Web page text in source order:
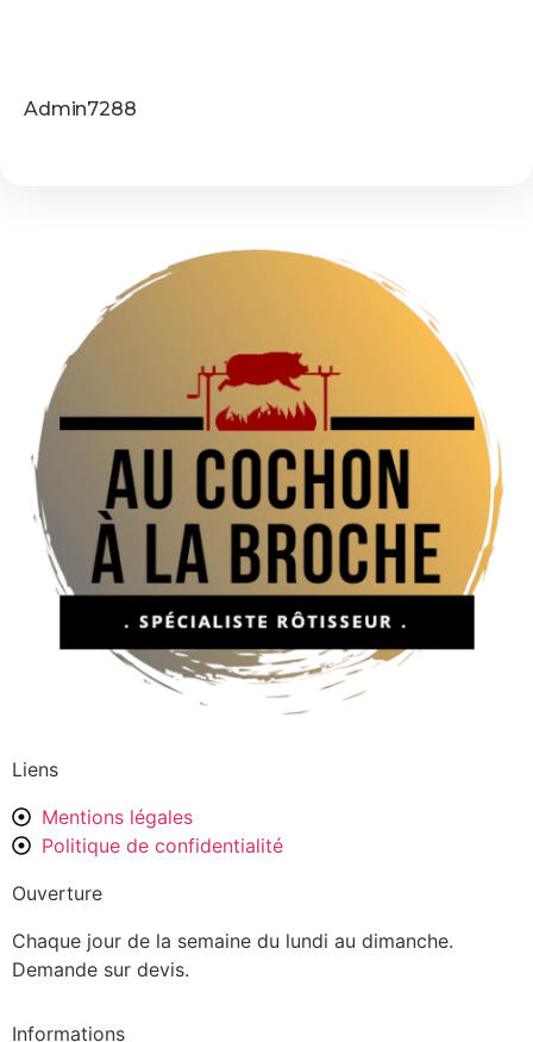
Admin7288
Liens
Mentions légales
Politique de confidentialité
Ouverture
Chaque jour de la semaine du lundi au dimanche.
Demande sur devis.
Informations